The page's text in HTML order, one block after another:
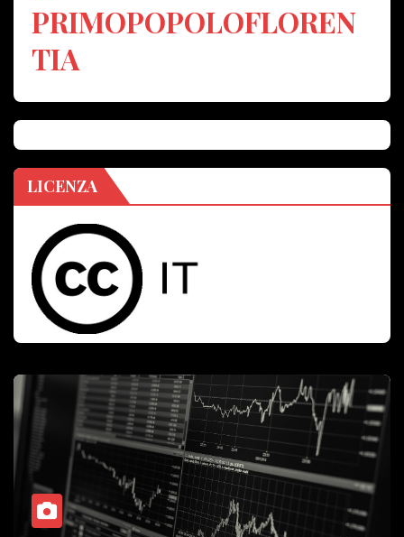
PRIMOPOPOLOFLOREN
TIA
LICENZA